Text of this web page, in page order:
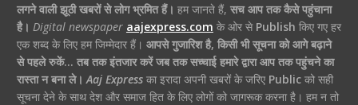
लगने वाली झूठी खबरों से लोग भ्रमित हैं। हम जानते हैं, सच आप तक कैसे पहुंचाना
है। Digital newspaper aajexpress.com के ओर से Publish किए गए हर
एक शब्द के लिए हम जिम्मेदार हैं। आपसे गुजारिश है, किसी भी सूचना को आगे बढ़ाने
से पहले रुकें… तब तक इंतजार करें जब तक सच्चाई हमारे द्वारा आप तक पहुंचने का
रास्ता न बना ले। Aaj Expressका इरादा अपनी खबरों के जरिए Publicको सही
सूचना देने के साथ देश और समाज हित के लिए लोगों को जागरूक करना है। हम न तो